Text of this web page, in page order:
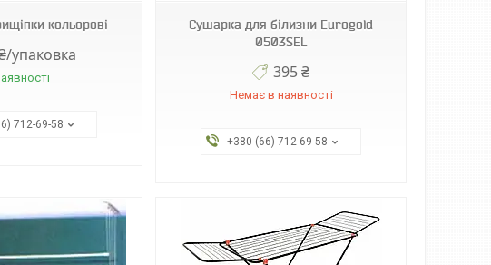
кольорові
упаковка
712-69-58
Сушарка для білизни Eurogold
0503SEL
395 ₴
Немає в наявності
+380 (66) 712-69-58